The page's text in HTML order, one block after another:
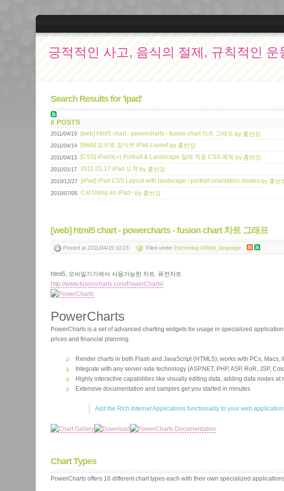
긍적적인 사고, 음식의 절제, 규칙적인 운
Search Results for 'ipad'
6 POSTS
2011/04/19 [web] html5 chart - powercharts - fusion chart 차트 그래프by 홍반장
2011/04/14 [Web] 임의로 잡아본 iPad Layoutby 홍반장
2011/04/13 [CSS] iPad에서 Portrait & Landscape 일때 적용 CSS 예제by 홍반장
2011/01/17 2011.01.17 iPad 도착by 홍반장
2010/12/27 [iPad] iPad CSS Layout with landscape / portrait orientation modesby 홍반
2010/07/05 Cat Using an iPad~by 홍반장
[web] html5 chart - powercharts - fusion chart 차트 그래프
Posted at 2011/04/19 10:23 Filed under Extreming X/Web_language
html5, 모바일기기에서 사용가능한 차트. 퓨전차트
http://www.fusioncharts.com/PowerCharts/
PowerCharts
PowerCharts is a set of advanced charting widgets for usage in specialized
prices and financial planning.
Render charts in both Flash and JavaScript (HTML5); works with PCs,
Integrate with any server-side technology (ASP.NET, PHP, ASP, RoR, JSP,
Highly interactive capabilities like visually editing data, adding data nodes
Extensive documentation and samples get you started in minutes
Add the Rich Internet Applications functionality to your web
ChartTypes
PowerCharts offers 16 different chart types each with their own specialized